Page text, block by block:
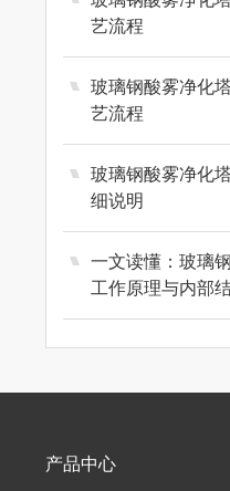
艺流程
玻璃钢酸雾净化
艺流程
玻璃钢酸雾净化
细说明
一文读懂：玻璃
工作原理与内部
产品中心